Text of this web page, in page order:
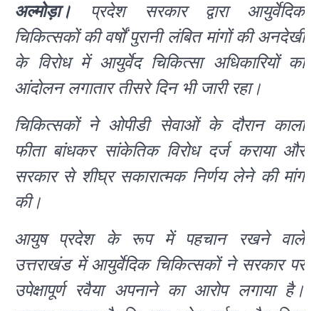
अल्मोड़ा। प्रदेश सरकार द्वारा आयुर्वेदिक
चिकित्सकों की वर्षों पुरानी लंबित मांगों की अनदेखी
के विरोध में आयुर्वेद चिकित्सा अधिकारियों का
आंदोलन लगातार तीसरे दिन भी जारी रहा।
चिकित्सकों ने ओपीडी सेवाओं के दौरान काला
फीता बांधकर सांकेतिक विरोध दर्ज कराया और
सरकार से शीघ्र सकारात्मक निर्णय लेने की मांग
की।
आयुष प्रदेश के रूप में पहचान रखने वाले
उत्तराखंड में आयुर्वेदिक चिकित्सकों ने सरकार पर
उपेक्षापूर्ण रवैया अपनाने का आरोप लगाया है।